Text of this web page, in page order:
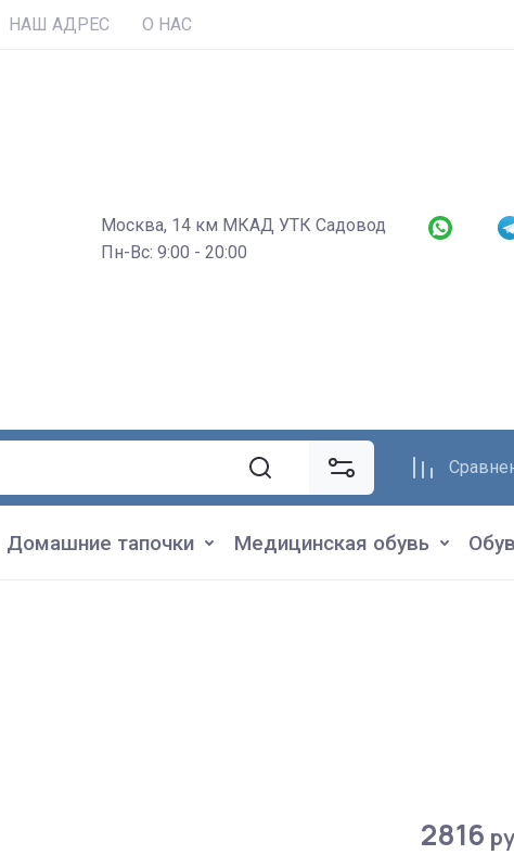
НАШ АДРЕС О НАС
Москва, 14 км МКАД УТК Садовод
Пн-Вс: 9:00 - 20:00
Домашние тапочки Медицинская обувь
2816